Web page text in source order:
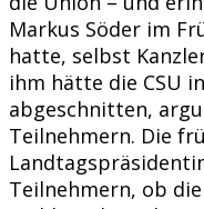
Markus Söder im
hatte, selbst
ihm hätte die CSU
abgeschnitten,
Teilnehmern. Die
Teilnehmern, ob